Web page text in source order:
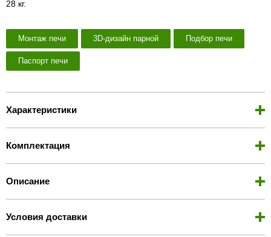
28 кг.
Монтаж печи 3D-дизайн парной Подбор печи
Паспорт печи
Характеристики
Комплектация
Описание
Условия доставки